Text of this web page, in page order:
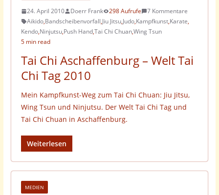
24. April 2010 Doerr Frank 298 Aufrufe
7 Kommentare
Aikido,Bandscheibenvorfall,Jiu Jitsu,Judo,Kampfkunst,Karate,
Kendo,Ninjutsu,Push Hand,Tai Chi Chuan,Wing Tsun
5 min read
Tai Chi Aschaffenburg – Welt Tai
Chi Tag 2010
Mein Kampfkunst-Weg zum Tai Chi Chuan: Jiu Jitsu,
Wing Tsun und Ninjutsu. Der Welt Tai Chi Tag und
Tai Chi Chuan in Aschaffenburg.
Weiterlesen
MEDIEN